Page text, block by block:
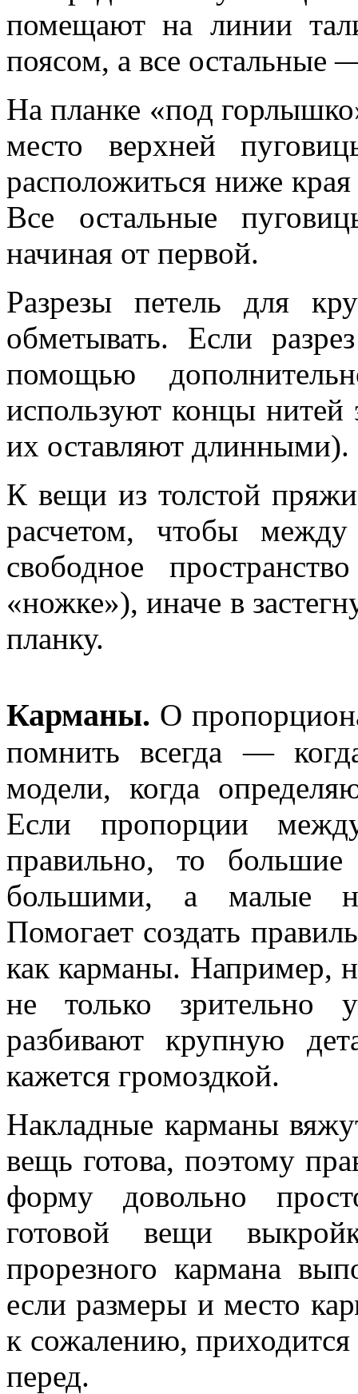
помещают на линии
поясом, а все остальные
На планке «под
место верхней
расположиться ниже
Все остальные
начиная от первой.
Разрезы петель для
обметывать. Если
помощью
используют концы нитей
их оставляют длинными).
К вещи из толстой
расчетом, чтобы
свободное
«ножке»), иначе в
планку.
Карманы. О
помнить всегда —
модели, когда
Если пропорции
правильно, то
большими, а малые
Помогает создать
как карманы. Например,
не только зрительно
разбивают крупную
кажется громоздкой.
Накладные карманы
вещь готова, поэтому
форму довольно
готовой вещи
прорезного кармана
если размеры и место
к сожалению, приходится
перед.